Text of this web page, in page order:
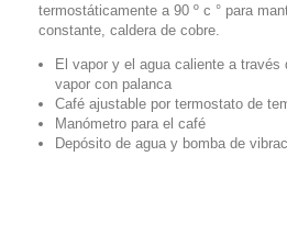
termostáticamente a 90 º c ° para
constante, caldera de cobre.
El vapor y el agua caliente a través
vapor con palanca
Café ajustable por termostato de
Manómetro para el café
Depósito de agua y bomba de